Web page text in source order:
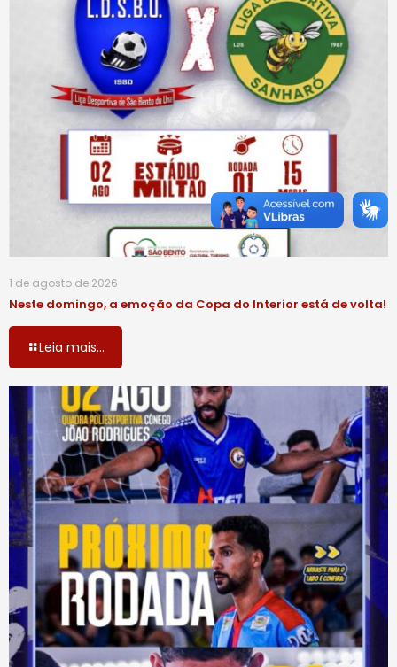
1 de agosto de 2026
Neste domingo, a emoção da Copa do Interior está de volta!
Leia mais...